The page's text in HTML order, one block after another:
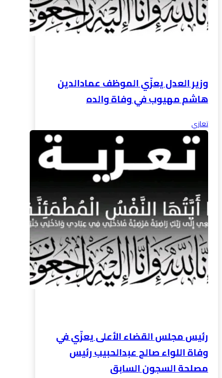
وزير العدل يعزّي الموظف عمادالدين
هاشم مهيوب في وفاة والده
تعازي
رئيس مجلس القضاء الأعلى يعزّي في
وفاة اللواء صالح عبدالحبيب رئيس
مصلحة السجون السابق